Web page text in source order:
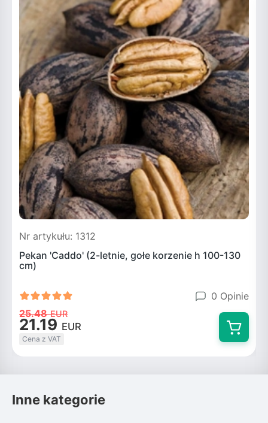
Nr artykułu: 1312
Pekan 'Caddo' (2-letnie, gołe korzenie h 100-130
cm)
0 Opinie
25.48 EUR
21.19 EUR
Cena z VAT
Inne kategorie